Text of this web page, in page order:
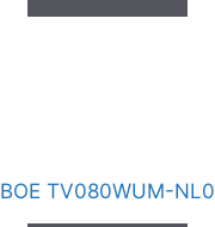
BOE TV080WUM-NL0